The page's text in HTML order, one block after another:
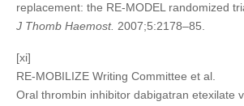
replacement: the RE-MODEL randomized
J Thomb Haemost. 2007;5:2178–85.
[xi]
RE-MOBILIZE Writing Committee et al.
Oral thrombin inhibitor dabigatran etexilate